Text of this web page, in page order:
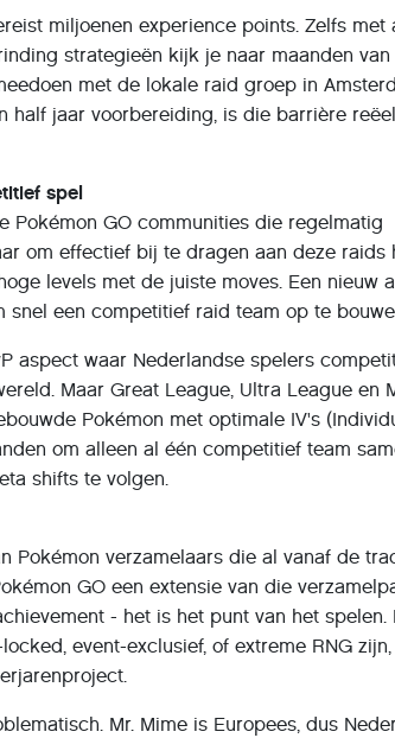
miljoenen experience points. Zelfs met
strategieën kijk je naar maanden
met de lokale raid groep in
half jaar voorbereiding, is die barrière
spel
Pokémon GO communities die regelmatig
om effectief bij te dragen aan deze raids
levels met de juiste moves. Een nieuw
snel een competitief raid team op te
aspect waar Nederlandse spelers
Maar Great League, Ultra League en
Pokémon met optimale IV's
om alleen al één competitief team
shifts te volgen.
Pokémon verzamelaars die al vanaf de
GO een extensie van die
- het is het punt van het spelen.
event-exclusief, of extreme RNG
Mr. Mime is Europees, dus